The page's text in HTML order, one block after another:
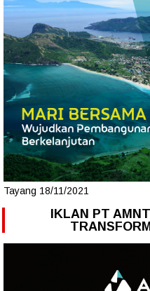
Tayang 18/11/2021
IKLAN PT